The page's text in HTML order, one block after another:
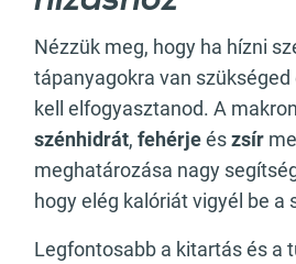
Nézzük meg, hogy ha hízni
tápanyagokra van
kell elfogyasztanod. A
szénhidrát, fehérjeészsír
meghatározása nagy
hogy elég kalóriát vigyél be a
Legfontosabb a kitartás és a